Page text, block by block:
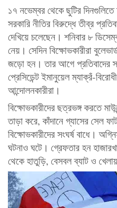
১৭ নভেম্বর থেকে ছুটির দিনগুলিতে
সরকারি নীতির বিরুদ্ধে তীব্র
দেখিয়ে চলেছেন। শনিবার ৮
নেয়। সেদিন বিক্ষোভকারীরা
জড়ো হন। তার আগে প্রতিবাদের
প্রেসিডেন্ট ইমানুয়েল ম্যাক্রঁ-
আন্দোলনকারীরা।
বিক্ষোভকারীদের ছত্রভঙ্গ করতে
তাড়া করে, কাঁদানে গ্যাসের সেল
বিক্ষোভকারীদের সংঘর্ষ বাধে।
ঘটনাও ঘটে। গ্রেফতার হন
থেকে হাতুড়ি, বেসবল ব্যাট ও